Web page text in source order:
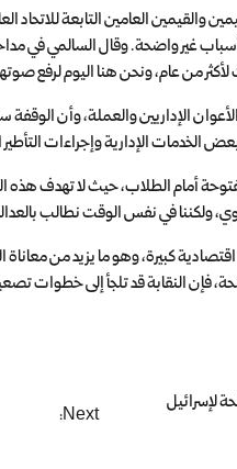
والقيمين العامين التابعة
غير واضحة. وقال السالمي في
من عام، ونحن هنا اليوم لرفع
الخدمات الإدارية وإجراءات التأطير
أمام الطلاب، حيث لا تهدف هذه
ولكننا في نفس الوقت نطالب
كبيرة، وهو ما يزيد من
فإن النقابة قد تلجأ إلى خطوات
لإسرائيل
Next: